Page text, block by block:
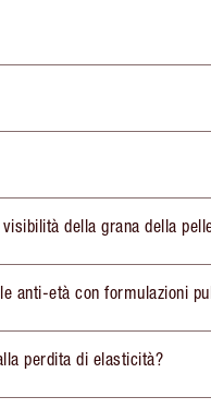
della grana della
anti-età con formulazioni
perdita di elasticità?